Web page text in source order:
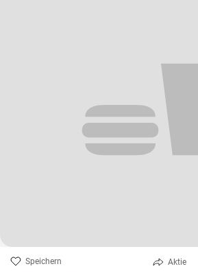
Speichern Aktie